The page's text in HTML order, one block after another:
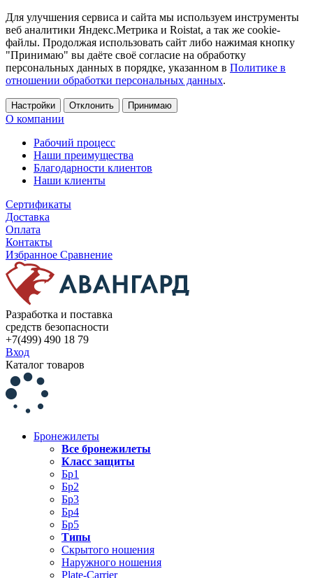
Для улучшения сервиса и сайта мы используем инструменты
веб аналитики Яндекс.Метрика и Roistat, а так же cookie-
файлы. Продолжая использовать сайт либо нажимая кнопку
"Принимаю" вы даёте своё согласие на обработку
персональных данных в порядке, указанном в Политике в
отношении обработки персональных данных.
Настройки Отклонить Принимаю
О компании
Рабочий процесс
Наши преимущества
Благодарности клиентов
Наши клиенты
Сертификаты
Доставка
Оплата
Контакты
Избранное Сравнение
Разработка и поставка
средств безопасности
+7(499) 490 18 79
Вход
Каталог товаров
Бронежилеты
Все бронежилеты
Класс защиты
Бр1
Бр2
Бр3
Бр4
Бр5
Типы
Скрытого ношения
Наружного ношения
Plate-Carrier